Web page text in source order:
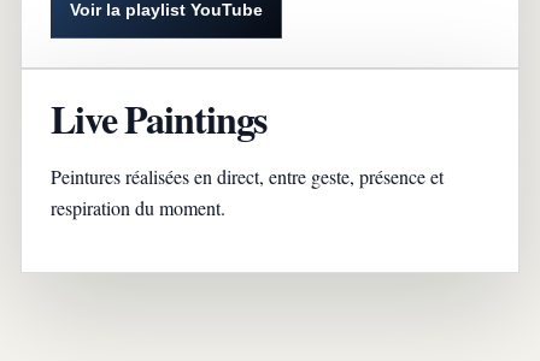
Voir la playlist YouTube
Live Paintings
Peintures réalisées en direct, entre geste, présence et
respiration du moment.